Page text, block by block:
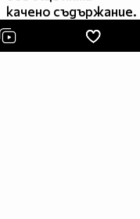
качено съдържание.